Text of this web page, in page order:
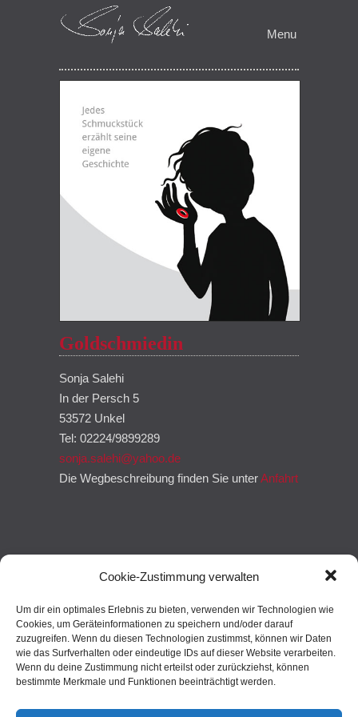
Cookie-Zustimmung verwalten
Um dir ein optimales Erlebnis zu bieten, verwenden wir Technologien wie
Cookies, um Geräteinformationen zu speichern und/oder darauf
zuzugreifen. Wenn du diesen Technologien zustimmst, können wir Daten
wie das Surfverhalten oder eindeutige IDs auf dieser Website verarbeiten.
Wenn du deine Zustimmung nicht erteilst oder zurückziehst, können
bestimmte Merkmale und Funktionen beeinträchtigt werden.
Schmuckerzaehlt
Sonja Salehi
Menu
Goldschmiedin
Sonja Salehi
In der Persch 5
53572 Unkel
Tel: 02224/9899289
sonja.salehi@yahoo.de
Die Wegbeschreibung finden Sie unterAnfahrt